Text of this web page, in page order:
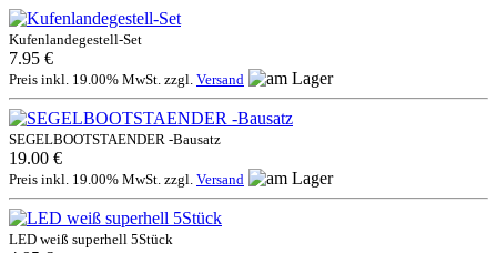
Kufenlandegestell-Set
7.95 €
Preis inkl. 19.00% MwSt. zzgl. Versand
SEGELBOOTSTAENDER -Bausatz
19.00 €
Preis inkl. 19.00% MwSt. zzgl. Versand
LED weiß superhell 5Stück